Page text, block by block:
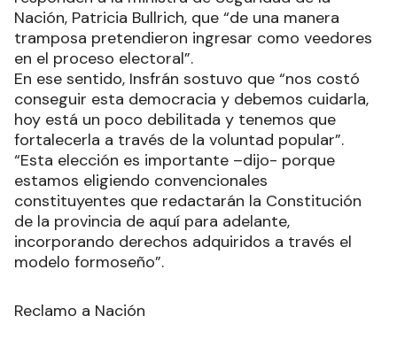
Nación, Patricia Bullrich, que “de una manera
tramposa pretendieron ingresar como veedores
en el proceso electoral”.
En ese sentido, Insfrán sostuvo que “nos costó
conseguir esta democracia y debemos cuidarla,
hoy está un poco debilitada y tenemos que
fortalecerla a través de la voluntad popular”.
“Esta elección es importante –dijo- porque
estamos eligiendo convencionales
constituyentes que redactarán la Constitución
de la provincia de aquí para adelante,
incorporando derechos adquiridos a través el
modelo formoseño”.
Reclamo a Nación